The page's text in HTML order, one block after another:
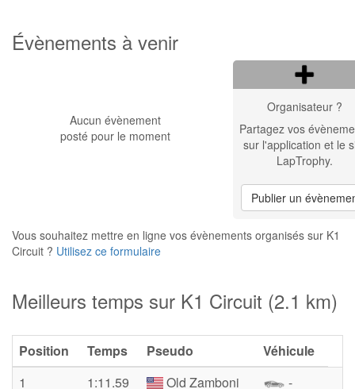
Évènements à venir
Aucun évènement
posté pour le moment
Organisateur ?
Partagez vos
sur l'application et le
LapTrophy.
Publier un
Vous souhaitez mettre en ligne vos évènements organisés sur K1
Circuit ? Utilisez ce formulaire
Meilleurs temps sur K1 Circuit (2.1 km)
Position Temps Pseudo
Véhicule
1
1:11.59 Old Zamboni -